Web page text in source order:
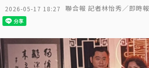
2026-05-17 18:27 聯合報 記者林怡秀／即時